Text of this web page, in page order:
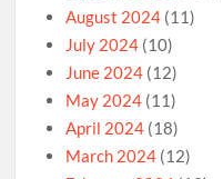
August 2024 (11)
July 2024 (10)
June 2024 (12)
May 2024 (11)
April 2024 (18)
March 2024 (12)